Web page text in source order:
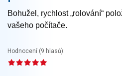
Bohužel, rychlost „rolování“
vašeho počítače.
Hodnocení (9 hlasů):